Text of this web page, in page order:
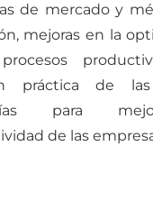
de mercado y
mejoras en la
práctica de
para
de las